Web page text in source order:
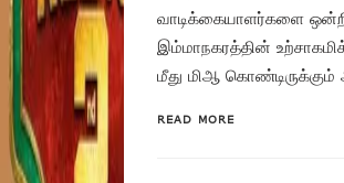
வாடிக்கையாளர்களை
இம்மாநகரத்தின்
மீது மிஆ
READ MORE